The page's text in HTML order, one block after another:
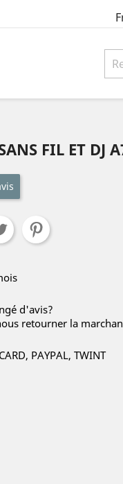
FIL ET DJ
d'avis?
retourner la
PAYPAL, TWINT